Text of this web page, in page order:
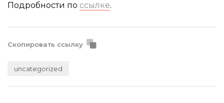
Подробности по ссылке.
Скопировать ссылку
uncategorized